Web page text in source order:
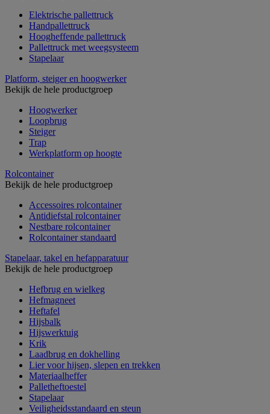
Elektrische pallettruck
Handpallettruck
Hoogheffende pallettruck
Pallettruck met weegsysteem
Stapelaar
Platform, steiger en hoogwerker
Bekijk de hele productgroep
Hoogwerker
Loopbrug
Steiger
Trap
Werkplatform op hoogte
Rolcontainer
Bekijk de hele productgroep
Accessoires rolcontainer
Antidiefstal rolcontainer
Nestbare rolcontainer
Rolcontainer standaard
Stapelaar, takel en hefapparatuur
Bekijk de hele productgroep
Hefbrug en wielkeg
Hefmagneet
Heftafel
Hijsbalk
Hijswerktuig
Krik
Laadbrug en dokhelling
Lier voor hijsen, slepen en trekken
Materiaalheffer
Palletheftoestel
Stapelaar
Veiligheidsstandaard en steun